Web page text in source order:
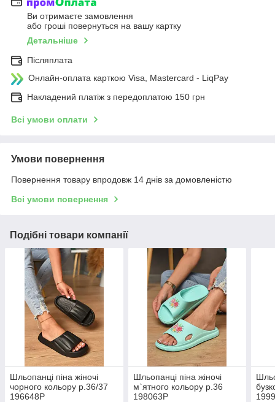
Ви отримаєте замовлення
або гроші повернуться на вашу картку
Детальніше
Післяплата
Онлайн-оплата карткою Visa, Mastercard - LiqPay
Накладений платіж з передоплатою 150 грн
Всі умови оплати
Умови повернення
Повернення товару впродовж 14 днів за домовленістю
Всі умови повернення
Подібні товари компанії
Шльопанці піна жіночі
чорного кольору р.36/37
196648P
Шльопанці піна жіночі
м`ятного кольору р.36
198063P